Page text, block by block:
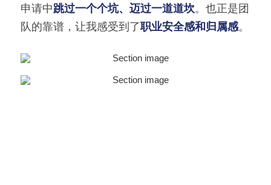
申请中跳过一个个坑、迈过一道道坎。也正是团
队的靠谱，让我感受到了职业安全感和归属感。